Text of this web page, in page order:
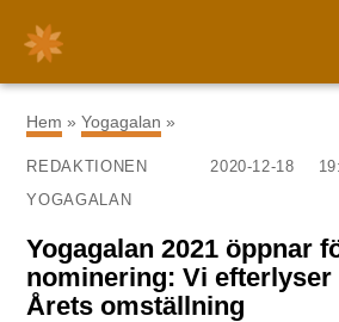
Hem »Yogagalan »
REDAKTIONEN 2020-12-18
YOGAGALAN
Yogagalan 2021 öppnar
nominering: Vi efterlyser
Årets omställning